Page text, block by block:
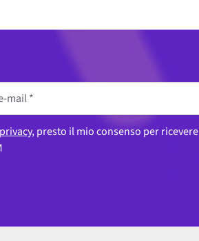
, presto il mio consenso per ricevere